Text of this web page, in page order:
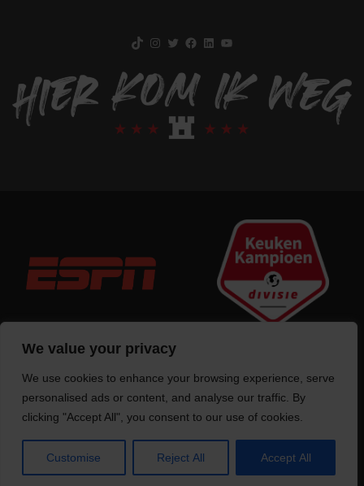
We value your privacy
We use cookies to enhance your browsing experience, serve
personalised ads or content, and analyse our traffic. By
clicking "Accept All", you consent to our use of cookies.
Customise Reject All Accept All
Trotse bouwervan deze website